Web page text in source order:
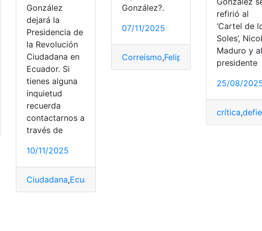
Luisa ,suma TCE
González
dejará la
Presidencia de
la Revolución
Ciudadana en
Ecuador. Si
tienes alguna
inquietud
recuerda
contactarnos a
través de
10/11/2025
Ciudadana,Ecuador
González?.
07/11/2025
Correísmo,Felipe Felipe Vega de la
refirió al
‘Cartel de
Soles’,
Maduro y al
presidente
25/08/
crítica,